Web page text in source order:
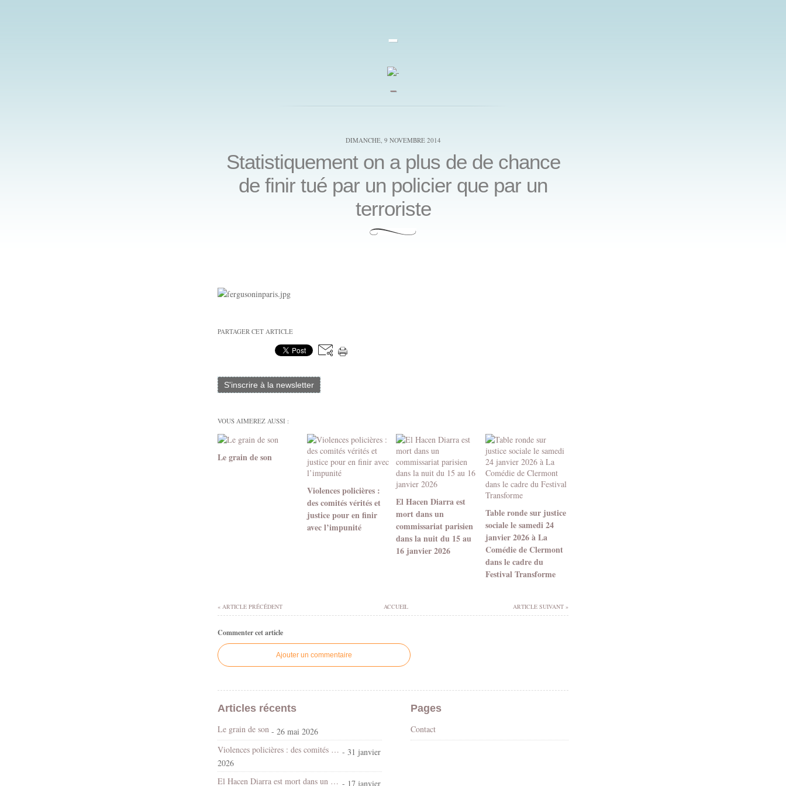
-
_
DIMANCHE, 9 NOVEMBRE 2014
Statistiquement on a plus de de chance
de finir tué par un policier que par un
terroriste
PARTAGER CET ARTICLE
S'inscrire à la newsletter
VOUS AIMEREZ AUSSI :
Le grain de son
Violences policières :
des comités vérités et
justice pour en finir
avec l’impunité
El Hacen Diarra est
mort dans un
commissariat parisien
dans la nuit du 15 au
16 janvier 2026
Table ronde sur justice
sociale le samedi 24
janvier 2026 à La
Comédie de Clermont
dans le cadre du
Festival Transforme
ACCUEIL
« ARTICLE PRÉCÉDENT ARTICLE SUIVANT »
Commenter cet article
Ajouter un commentaire
Articles récents
Le grain de son - 26 mai 2026
Violences policières : des comités vérités et justice pour en finir avec l’impunité - 31 janvier
2026
El Hacen Diarra est mort dans un commissariat parisien dans la nuit du 15 au 16 janvier 2026 - 17 janvier
Pages
Contact